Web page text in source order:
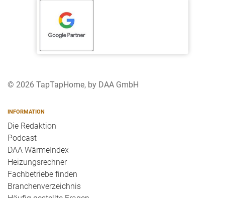
© 2026 TapTapHome, by DAA GmbH
INFORMATION
Die Redaktion
Podcast
DAA WärmeIndex
Heizungsrechner
Fachbetriebe finden
Branchenverzeichnis